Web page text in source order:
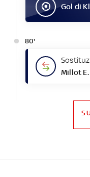
Gol di
80'
Millot E.